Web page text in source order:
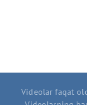
Videolar faqat